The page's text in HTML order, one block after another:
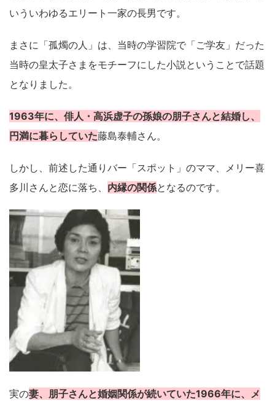
いういわゆるエリート一家の長男です。
まさに「孤燭の人」は、当時の学習院で「ご学友」だった
当時の皇太子さまをモチーフにした小説ということで話題
となりました。
1963年に、俳人・高浜虚子の孫娘の朋子さんと結婚し、
円満に暮らしていた藤島泰輔さん。
しかし、前述した通りバー「スポット」のママ、メリー喜
多川さんと恋に落ち、 内縁の関係となるのです。
実の妻、朋子さんと婚姻関係が続いていた1966年に、メ